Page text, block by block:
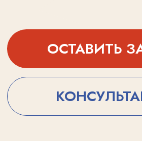
Развивающие занятия для мамы
и ребёнка — это не просто время,
проведённое вместе, а осознанный
вклад в эмоциональное,
и физическое развитие ребёнка
с раннего возраста. На занятиях
И МАЛЫШ»:
И ИМСЯВМЕСТ Е